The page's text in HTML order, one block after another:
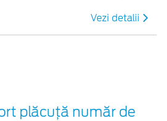
Vezi detalii
plăcuță număr de